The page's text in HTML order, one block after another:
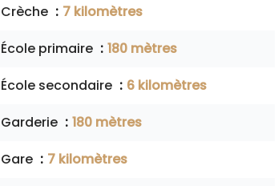
Crèche
7 kilomètres
École primaire
180 mètres
École secondaire
6 kilomètres
Garderie
180 mètres
Gare
7 kilomètres